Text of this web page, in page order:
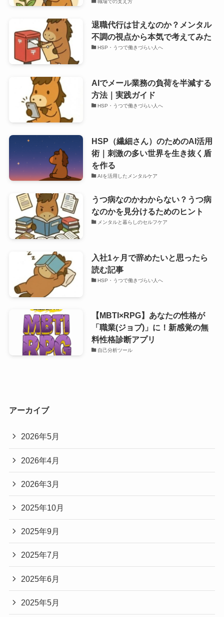
退職代行は甘えなのか？メンタル
不調の視点から本気で考えてみた
HSP・うつで働きづらい人へ
AIでメール業務の負荷を半減する
方法｜実践ガイド
HSP・うつで働きづらい人へ
HSP（繊細さん）のためのAI活用
術｜刺激の多い世界を生き抜く盾
を作る
AIを活用したメンタルケア
うつ病なのかわからない？うつ病
なのかを見分けるためのヒント
メンタルと暮らしのセルフケア
入社1ヶ月で辞めたいと思ったら
読む記事
HSP・うつで働きづらい人へ
【MBTI×RPG】あなたの性格が
「職業(ジョブ)」に！新感覚の無
料性格診断アプリ
自己分析ツール
アーカイブ
2026年5月
2026年4月
2026年3月
2025年10月
2025年9月
2025年7月
2025年6月
2025年5月